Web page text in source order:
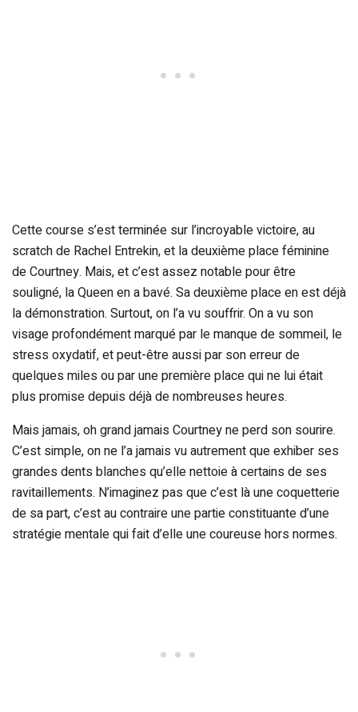
Cette course s’est terminée sur l’incroyable victoire, au
scratch de Rachel Entrekin, et la deuxième place féminine
de Courtney. Mais, et c’est assez notable pour être
souligné, la Queen en a bavé. Sa deuxième place en est déjà
la démonstration. Surtout, on l’a vu souffrir. On a vu son
visage profondément marqué par le manque de sommeil, le
stress oxydatif, et peut-être aussi par son erreur de
quelques miles ou par une première place qui ne lui était
plus promise depuis déjà de nombreuses heures.
Mais jamais, oh grand jamais Courtney ne perd son sourire.
C’est simple, on ne l’a jamais vu autrement que exhiber ses
grandes dents blanches qu’elle nettoie à certains de ses
ravitaillements. N’imaginez pas que c’est là une coquetterie
de sa part, c’est au contraire une partie constituante d’une
stratégie mentale qui fait d’elle une coureuse hors normes.